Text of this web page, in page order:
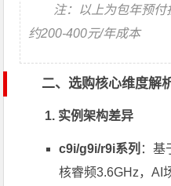
注：以上为包年预
约200-400元/年成本
二、选购核心维度解
1. 实例架构差异
c9i/g9i/r9i系列 ：基
核睿频3.6GHz，AI